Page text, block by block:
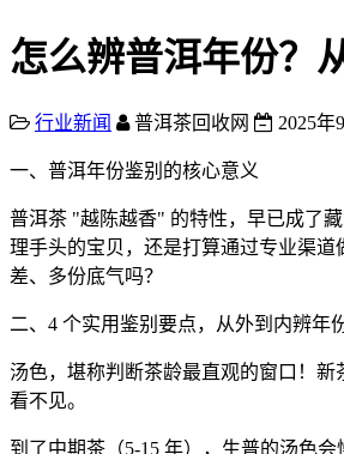
怎么辨普洱年份？
行业新闻 普洱茶回收网 2025年
一、普洱年份鉴别的核心意义
普洱茶 "越陈越香" 的特性，早已成了
理手头的宝贝，还是打算通过专业渠
差、多份底气吗？
二、4 个实用鉴别要点，从外到内辨年
汤色，堪称判断茶龄最直观的窗口！
看不见。
到了中期茶（5-15 年），生普的汤色